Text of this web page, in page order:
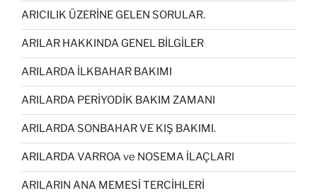
ARICILIK ÜZERİNE GELEN SORULAR.
ARILAR HAKKINDA GENEL BİLGİLER
ARILARDA İLKBAHAR BAKIMI
ARILARDA PERİYODİK BAKIM ZAMANI
ARILARDA SONBAHAR VE KIŞ BAKIMI.
ARILARDA VARROA ve NOSEMA İLAÇLARI
ARILARIN ANA MEMESİ TERCİHLERİ